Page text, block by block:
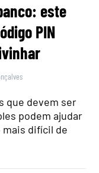
este
PIN
que devem ser
podem ajudar
difícil de